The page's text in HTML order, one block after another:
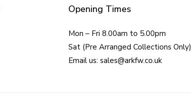
Opening Times
Mon – Fri 8.00am to 5.00pm
Sat (Pre Arranged Collections Only)
Email us: sales@arkfw.co.uk